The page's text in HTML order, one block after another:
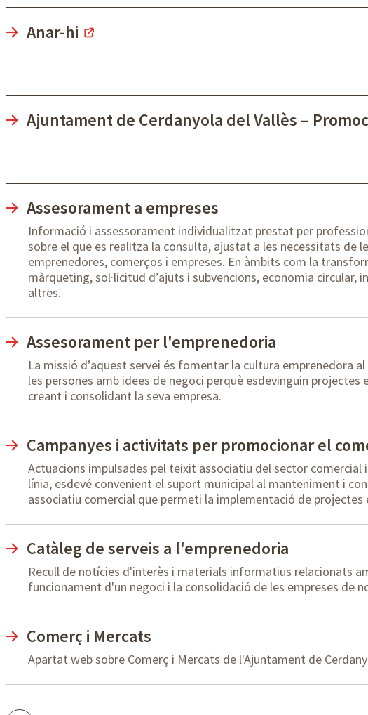
Anar-hi
Ajuntament de Cerdanyola del Vallès –
Assesorament a empreses
Informació i assessorament individualitzat prestat per
sobre el que es realitza la consulta, ajustat a les necessitats de
emprenedores, comerços i empreses. En àmbits com la
màrqueting, sol·licitud d’ajuts i subvencions, economia circular,
altres.
Assesorament per l'emprenedoria
La missió d’aquest servei és fomentar la cultura emprenedora
les persones amb idees de negoci perquè esdevinguin projectes
creant i consolidant la seva empresa.
Campanyes i activitats per promocionar el
Actuacions impulsades pel teixit associatiu del sector comercial
línia, esdevé convenient el suport municipal al manteniment i
associatiu comercial que permeti la implementació de projectes
Catàleg de serveis a l'emprenedoria
Recull de notícies d'interès i materials informatius relacionats
funcionament d'un negoci i la consolidació de les empreses de
Comerç i Mercats
Apartat web sobre Comerç i Mercats de l'Ajuntament de